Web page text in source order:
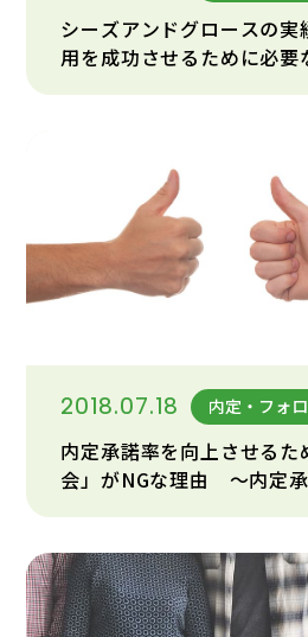
シーズアンドグロースの
用を成功させるために必要
2018.07.18 内定・フォ
内定承諾率を向上させるた
会」がNGな理由 ～内定